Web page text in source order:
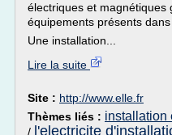
électriques et magnétiques
équipements présents
Une installation...
Lire la suite
Site : http://www.elle.fr
Thèmes liés : installation
/ l'electricite